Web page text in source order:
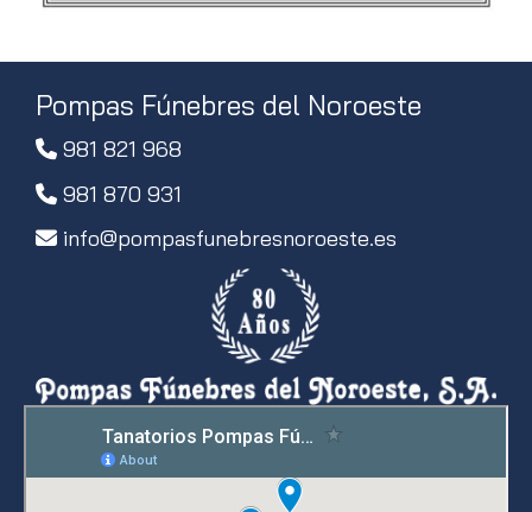
Pompas Fúnebres del Noroeste
981 821 968
981 870 931
info
pompasfunebresnoroeste.es